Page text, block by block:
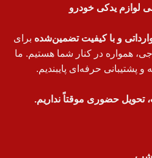
لوازم یدکی خودرو
و با کیفیت تضمین‌شده برای
همواره در کنار شما هستیم. ما
پشتیبانی حرفه‌ای پایبندیم.
تحویل حضوری موقتاً نداریم.